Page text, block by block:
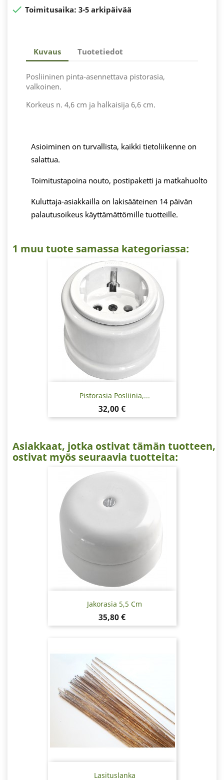
 Toimitusaika: 3-5 arkipäivää
Kuvaus Tuotetiedot
Posliininen pinta-asennettava pistorasia,
valkoinen.
Korkeus n. 4,6 cm ja halkaisija 6,6 cm.
Asioiminen on turvallista, kaikki tietoliikenne on
salattua.
Toimitustapoina nouto, postipaketti ja matkahuolto
Kuluttaja-asiakkailla on lakisääteinen 14 päivän
palautusoikeus käyttämättömille tuotteille.
1 muu tuote samassa kategoriassa:
Pistorasia Posliinia,...
Hinta
32,00 €
Asiakkaat, jotka ostivat tämän tuotteen,
ostivat myös seuraavia tuotteita:
Jakorasia 5,5 Cm
Hinta
35,80 €
Lasituslanka